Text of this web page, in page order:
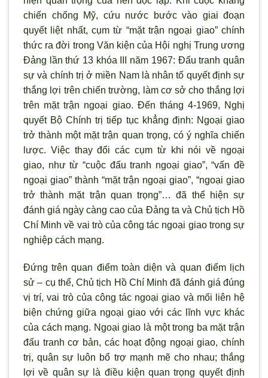
chiến chống Mỹ, cứu nước bước vào giai đoạn
quyết liệt nhất, cụm từ “mặt trận ngoại giao” chính
thức ra đời trong Văn kiện của Hội nghị Trung ương
Đảng lần thứ 13 khóa III năm 1967: Đấu tranh quân
sự và chính trị ở miền Nam là nhân tố quyết định sự
thắng lợi trên chiến trường, làm cơ sở cho thắng lợi
trên mặt trận ngoại giao. Đến tháng 4-1969, Nghị
quyết Bộ Chính trị tiếp tục khẳng định: Ngoại giao
trở thành một mặt trận quan trọng, có ý nghĩa chiến
ược. Việc thay đổi các cụm từ khi nói về ngoại
giao, như từ “cuộc đấu tranh ngoại giao”, “vấn đề
ngoại giao” thành “mặt trận ngoại giao”, “ngoại giao
trở thành mặt trận quan trọng”… đã thể hiện sự
đánh giá ngày càng cao của Đảng ta và Chủ tịch Hồ
Chí Minh về vai trò của công tác ngoại giao trong sự
nghiệp cách mạng.
Đứng trên quan điểm toàn diện và quan điểm lịch
sử – cụ thể, Chủ tịch Hồ Chí Minh đã đánh giá đúng
vị trí, vai trò của công tác ngoại giao và mối liên hệ
biện chứng giữa ngoại giao với các lĩnh vực khác
của cách mạng. Ngoại giao là một trong ba mặt trận
đấu tranh cơ bản, các hoạt động ngoại giao, chính
trị, quân sự luôn bổ trợ mạnh mẽ cho nhau; thắng
lợi về quân sự là điều kiện quan trọng quyết định